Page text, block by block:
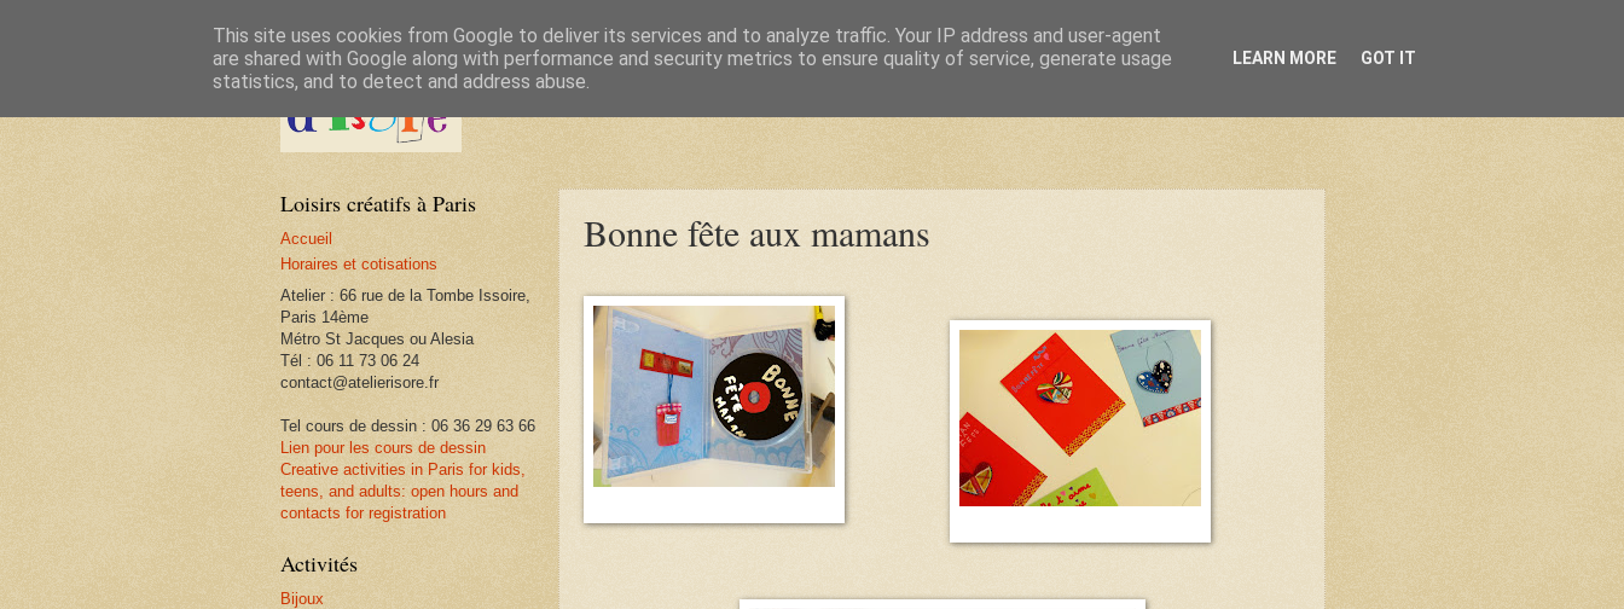
Bonne fête aux mamans
Loisirs créatifs à Paris
Accueil
Horaires et cotisations
Atelier : 66 rue de la Tombe Issoire,
Paris 14ème
Métro St Jacques ou Alesia
Tél : 06 11 73 06 24
contact@atelierisore.fr
Tel cours de dessin : 06 36 29 63 66
Lien pour les cours de dessin
Creative activities in Paris for kids,
teens, and adults: open hours and
contacts for registration
Activités
Bijoux
This site uses cookies from Google to deliver its services and to analyze traffic. Your IP address and user-agent
are shared with Google along with performance and security metrics to ensure quality of service, generate usage
statistics, and to detect and address abuse.
LEARN MORE GOT IT